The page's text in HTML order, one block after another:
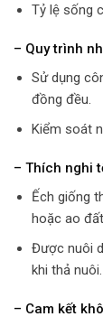
Tỷ lệ sống
– Quy trình
Sử dụng
đồng đều.
Kiểm soát
– Thích nghi
Ếch giống
hoặc ao
Được nuôi
khi thả nuôi.
– Cam kết